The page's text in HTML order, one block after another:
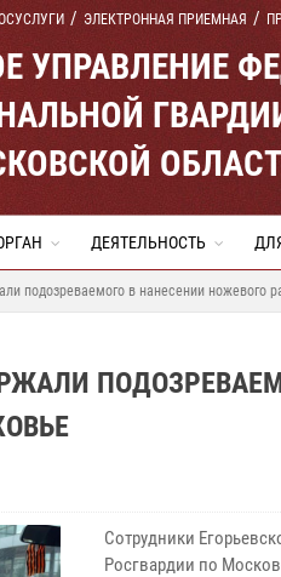
ЭЛЕКТРОННАЯ ПРИЕМНАЯ
УПРАВЛЕНИЕ
ДЕЯТЕЛЬНОСТЬ
подозреваемого в нанесении ножевого
Сотрудники
Росгвардии по